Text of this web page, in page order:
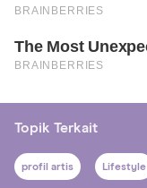
Topik Terkait
profil artis Lifestyle